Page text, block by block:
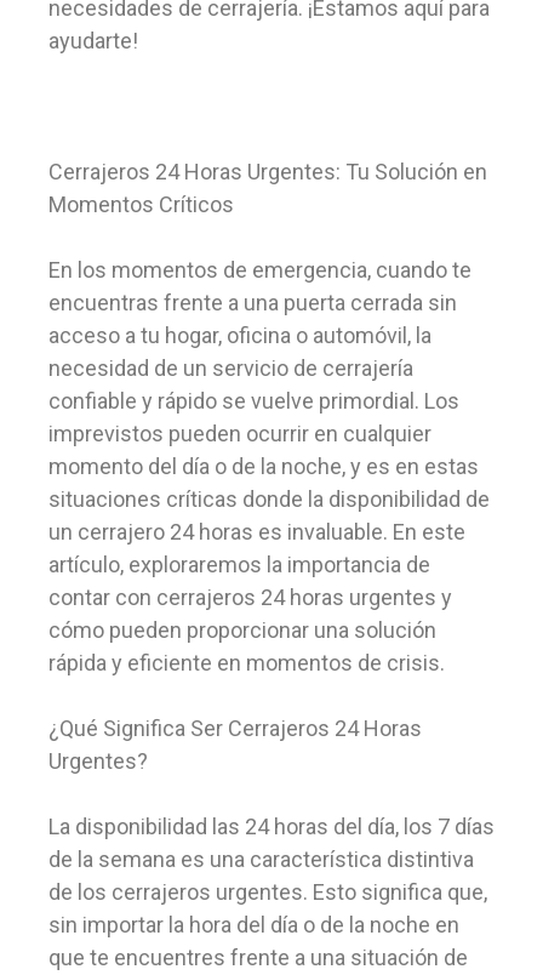
necesidades de cerrajería. ¡Estamos aquí para
ayudarte!
Cerrajeros 24 Horas Urgentes: Tu Solución en
Momentos Críticos
En los momentos de emergencia, cuando te
encuentras frente a una puerta cerrada sin
acceso a tu hogar, oficina o automóvil, la
necesidad de un servicio de cerrajería
confiable y rápido se vuelve primordial. Los
imprevistos pueden ocurrir en cualquier
momento del día o de la noche, y es en estas
situaciones críticas donde la disponibilidad de
un cerrajero 24 horas es invaluable. En este
artículo, exploraremos la importancia de
contar con cerrajeros 24 horas urgentes y
cómo pueden proporcionar una solución
rápida y eficiente en momentos de crisis.
¿Qué Significa Ser Cerrajeros 24 Horas
Urgentes?
La disponibilidad las 24 horas del día, los 7 días
de la semana es una característica distintiva
de los cerrajeros urgentes. Esto significa que,
sin importar la hora del día o de la noche en
que te encuentres frente a una situación de